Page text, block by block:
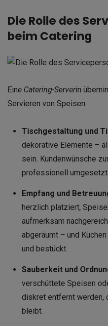
Die Rolle des
beim Catering
Eine Catering-Serverin
Servieren von Speisen:
Tischgestaltung und
dekorative Elemente –
sein. Kundenwünsche
professionell umgesetzt.
Empfang und
herzlich platziert,
aufmerksam
abgeräumt – und
und bestückt.
Sauberkeit und
verschüttete Speisen
diskret entfernt werden,
bleibt.